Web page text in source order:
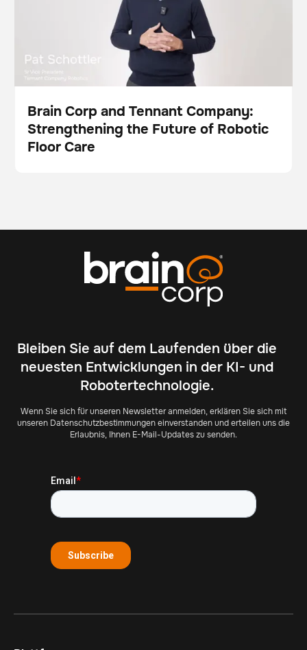
Video
Brain Corp and Tennant Company:
Strengthening the Future of Robotic
Floor Care
Bleiben Sie auf dem Laufenden über die
neuesten Entwicklungen in der KI- und
Robotertechnologie.
Wenn Sie sich für unseren Newsletter anmelden, erklären Sie sich mit
unseren Datenschutzbestimmungen einverstanden und erteilen uns die
Erlaubnis, Ihnen E-Mail-Updates zu senden.